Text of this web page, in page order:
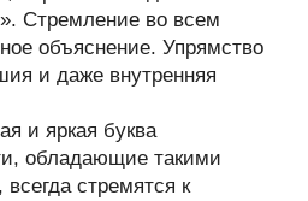
Стремление во всем
объяснение. Упрямство
и даже внутренняя
и яркая буква
обладающие такими
стремятся к